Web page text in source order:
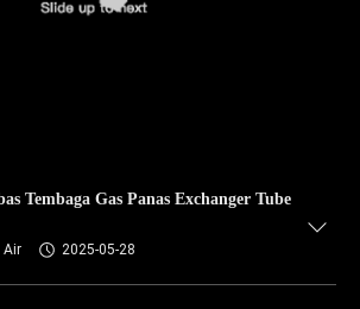
Tembaga Gas Panas Exchanger Tube
Air 2025-05-28